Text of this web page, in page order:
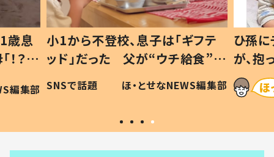
歳息
？」
編集部
小1から不登校、息子は「ギフテ
ッド」だった 父が“ウチ給食”を
作り続ける理由とは #令和の親
#令和の子
SNSで話題 ほ・とせなNEWS編集部
ひ孫
が、
「涙が
い」